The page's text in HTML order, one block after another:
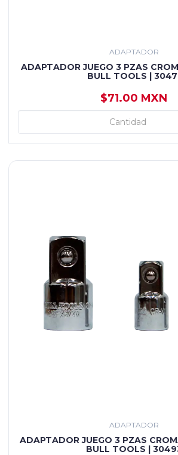
ADAPTADOR
ADAPTADOR JUEGO 3 PZAS
BULL TOOLS |
$71.00 MXN
+ AGREGAR
ADAPTADOR
ADAPTADOR JUEGO 3 PZAS
BULL TOOLS |